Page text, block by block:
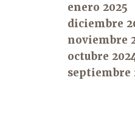
enero 2025
diciembre
noviembre
octubre
septiembre